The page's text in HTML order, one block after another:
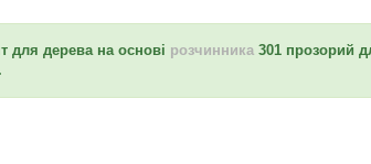
для дерева на основі розчинника 301 прозорий